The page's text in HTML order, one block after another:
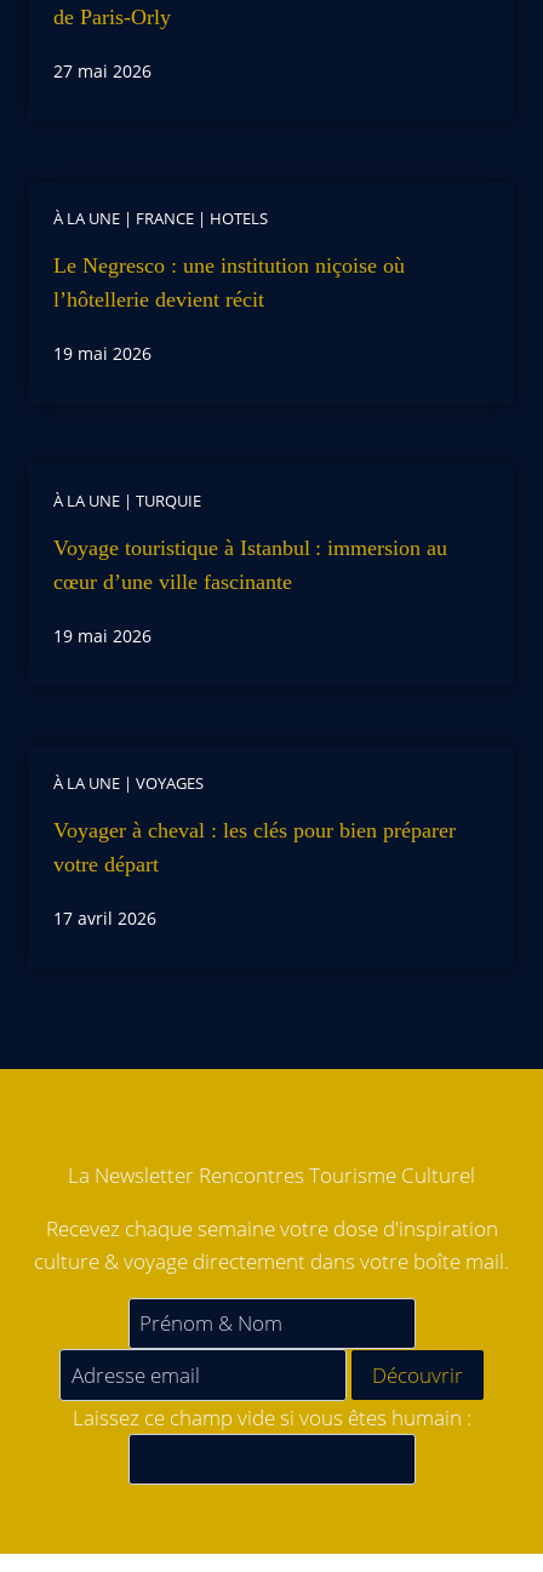
de Paris-Orly
27 mai 2026
À LA UNE | FRANCE | HOTELS
Le Negresco : une institution niçoise où
l’hôtellerie devient récit
19 mai 2026
À LA UNE | TURQUIE
Voyage touristique à Istanbul : immersion au
cœur d’une ville fascinante
19 mai 2026
À LA UNE | VOYAGES
Voyager à cheval : les clés pour bien préparer
votre départ
17 avril 2026
La Newsletter Rencontres Tourisme Culturel
Recevez chaque semaine votre dose d'inspiration
culture & voyage directement dans votre boîte mail.
Laissez ce champ vide si vous êtes humain :